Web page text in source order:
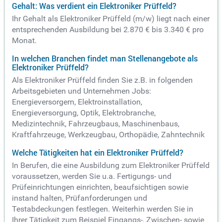
Gehalt: Was verdient ein Elektroniker Prüffeld?
Ihr Gehalt als Elektroniker Prüffeld (m/w) liegt nach einer
entsprechenden Ausbildung bei 2.870 € bis 3.340 € pro
Monat.
In welchen Branchen findet man Stellenangebote als
Elektroniker Prüffeld?
Als Elektroniker Prüffeld finden Sie z.B. in folgenden
Arbeitsgebieten und Unternehmen Jobs:
Energieversorgern, Elektroinstallation,
Energieversorgung, Optik, Elektrobranche,
Medizintechnik, Fahrzeugbaus, Maschinenbaus,
Kraftfahrzeuge, Werkzeugbau, Orthopädie, Zahntechnik
Welche Tätigkeiten hat ein Elektroniker Prüffeld?
In Berufen, die eine Ausbildung zum Elektroniker Prüffeld
voraussetzen, werden Sie u.a. Fertigungs- und
Prüfeinrichtungen einrichten, beaufsichtigen sowie
instand halten, Prüfanforderungen und
Testabdeckungen festlegen. Weiterhin werden Sie in
Ihrer Tätigkeit zum Beispiel Eingangs-, Zwischen- sowie